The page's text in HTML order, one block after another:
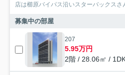
店は櫛原バイパス沿いスターバックスさ
募集中の部屋
207
5.95万円
2階 / 28.06㎡ /